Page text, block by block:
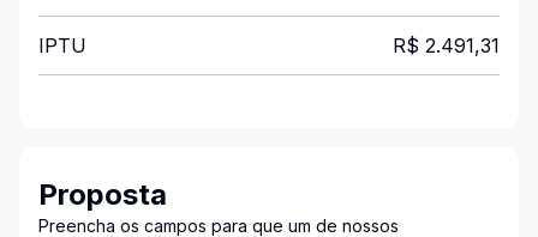
IPTU R$ 2.491,31
Proposta
Preencha os campos para que um de nossos